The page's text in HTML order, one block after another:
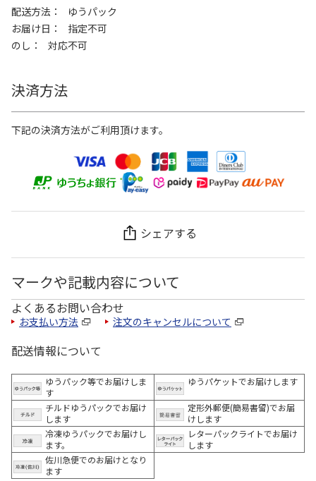
配送方法
ゆうパック
お届け日
指定不可
のし
対応不可
決済方法
下記の決済方法がご利用頂けます。
シェアする
マークや記載内容について
よくあるお問い合わせ
お支払い方法 注文のキャンセルについて
配送情報について
ゆうパック等でお届けしま
す
ゆうパケットでお届けします
チルドゆうパックでお届け
します
定形外郵便(簡易書留)でお届
けします
冷凍ゆうパックでお届けし
ます。
レターパックライトでお届け
します
佐川急便でのお届けとなり
ます